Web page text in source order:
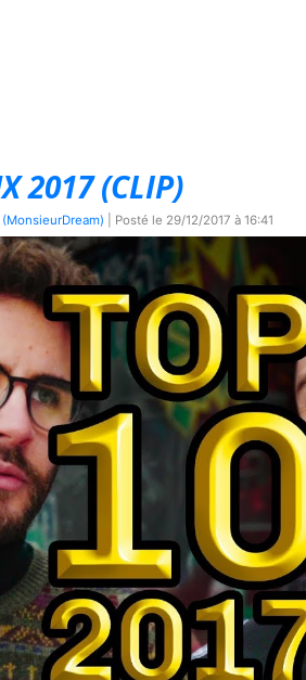
2017 (CLIP)
| Posté le 29/12/2017 à 16:41